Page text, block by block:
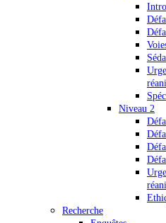
Niveau 2
Recherche